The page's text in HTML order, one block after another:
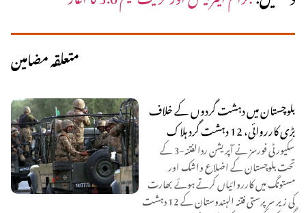
متعلقہ مضامین
بلوچستان میں دہشت گردوں کے خلاف
بڑی کارروائی، 12 دہشت گرد ہلاک
سکیورٹی فورسز نے آپریشن ردالفتنہ-3 کے
تحت بلوچستان کے اضلاع واشک اور
مستونگ میں کارروائیاں کرتے ہوئے بھارت
کی زیر سرپرستی فتنہ الہندوستان کے 12 دہشت